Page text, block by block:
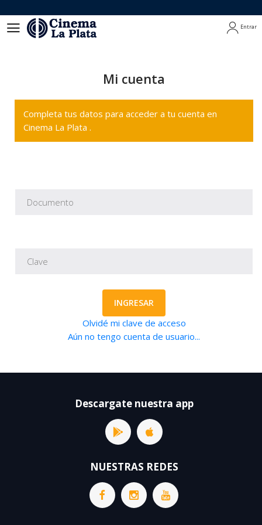
Entrar
Mi cuenta
Completa tus datos para acceder a tu cuenta en
Cinema La Plata .
INGRESAR
Olvidé mi clave de acceso
Aún no tengo cuenta de usuario...
Descargate nuestra app
NUESTRAS REDES